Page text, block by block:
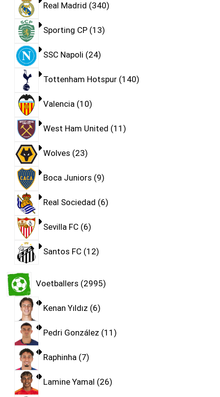
Real Madrid 340
Sporting CP 13
SSC Napoli 24
Tottenham Hotspur 140
Valencia 10
West Ham United 11
Wolves 23
Boca Juniors 9
Real Sociedad 6
Sevilla FC 6
Santos FC 12
Voetballers 2995
Kenan Yıldız 6
Pedri González 11
Raphinha 7
Lamine Yamal 26